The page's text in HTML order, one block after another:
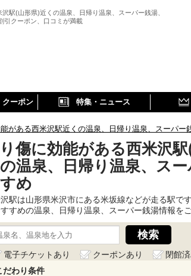
駅(山形県)近くの温泉、日帰り温泉、スーパー銭湯、
引クーポン、口コミが満載
クーポン 特集・ニュース
がある西米沢駅近くの温泉、日帰り温泉、スーパー
傷に効能がある西米沢
温泉、日帰り温泉、ス
め
駅は山形県米沢市にある米坂線などが走る駅で
すめの温泉、日帰り温泉、スーパー銭湯情報をご
電子チケットあり クーポンあり
閉館
だわり条件